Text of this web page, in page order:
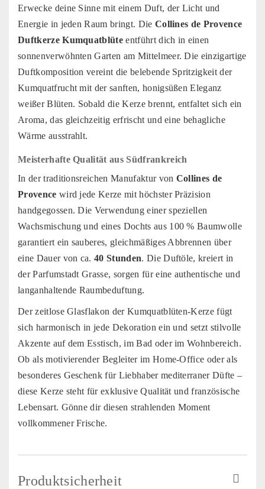
Erwecke deine Sinne mit einem Duft, der Licht und
Energie in jeden Raum bringt. Die Collines de Provence
Duftkerze Kumquatblüte entführt dich in einen
sonnenverwöhnten Garten am Mittelmeer. Die einzigartige
Duftkomposition vereint die belebende Spritzigkeit der
Kumquatfrucht mit der sanften, honigsüßen Eleganz
weißer Blüten. Sobald die Kerze brennt, entfaltet sich ein
Aroma, das gleichzeitig erfrischt und eine behagliche
Wärme ausstrahlt.
Meisterhafte Qualität aus Südfrankreich
In der traditionsreichen Manufaktur von Collines de
Provence wird jede Kerze mit höchster Präzision
handgegossen. Die Verwendung einer speziellen
Wachsmischung und eines Dochts aus 100 % Baumwolle
garantiert ein sauberes, gleichmäßiges Abbrennen über
eine Dauer von ca.40 Stunden. Die Duftöle, kreiert in
der Parfumstadt Grasse, sorgen für eine authentische und
langanhaltende Raumbeduftung.
Der zeitlose Glasflakon der Kumquatblüten-Kerze fügt
sich harmonisch in jede Dekoration ein und setzt stilvolle
Akzente auf dem Esstisch, im Bad oder im Wohnbereich.
Ob als motivierender Begleiter im Home-Office oder als
besonderes Geschenk für Liebhaber mediterraner Düfte –
diese Kerze steht für exklusive Qualität und französische
Lebensart. Gönne dir diesen strahlenden Moment
vollkommener Frische.
Produktsicherheit